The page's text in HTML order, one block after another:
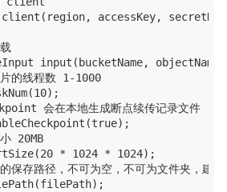
accessKey,
input(bucketName,
的线程数 1-1000
会在本地生成断点续传记录文件
20MB
* 1024 * 1024);
保存路径，不可为空，不可为文件夹，建